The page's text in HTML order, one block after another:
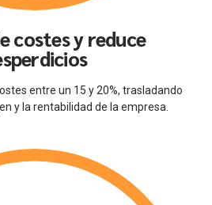
costes y reduce
entre un 15 y 20%, trasladando
y la rentabilidad de la empresa.